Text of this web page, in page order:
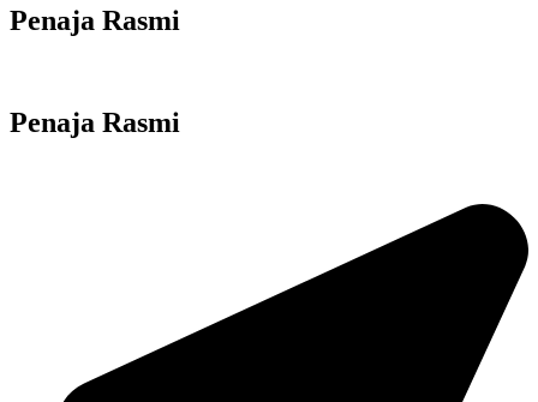
Penaja Rasmi
Penaja Rasmi